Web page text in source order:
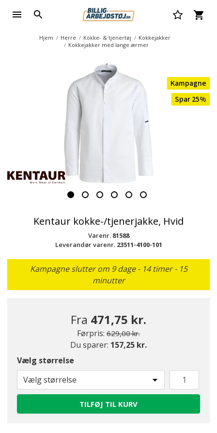
Hjem Herre Kokke- & tjenertøj
Kokkejakker
Kokkejakker med lange ærmer
Kampagne
Spar 25%
Kentaur kokke-/tjenerjakke, Hvid
Varenr. 81588
Leverandør varenr. 23511-4100-101
Kampagne slutter om 9 dage - 14 timer - 15
minutter
Fra 471,75 kr.
Førpris: Pris nedsat fra
629,00 kr.til
Du sparer: 157,25 kr.
Vælg størrelse
Vælg størrelse
TILFØJ TIL KURV